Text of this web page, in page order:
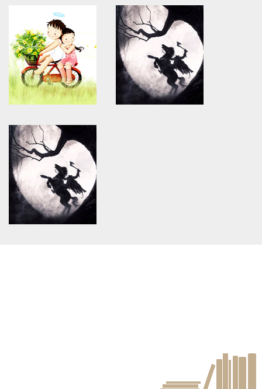
constant article_topic -
assumed 'article_topic' (this
will throw an Error in a future
version of PHP) in
/home/keedkean/domains/keedkean.com/public_html/include/article/
on line534
U4GM MLB The Show 26
Knuckleball Pitcher Rankings
Warning: Use of undefined
constant article_topic -
assumed 'article_topic' (this
will throw an Error in a future
version of PHP) in
/home/keedkean/domains/
on line534
Diablo 4 Mythic Uniques in
Season 14 from U4GM
Warning: Use of undefined
constant article_topic -
assumed 'article_topic' (this
will throw an Error in a future
version of PHP) in
/home/keedkean/domains/keedkean.com/public_html/include/article/
on line534
U4GM Butterfly Guide for
Grow a Garden 2 Players